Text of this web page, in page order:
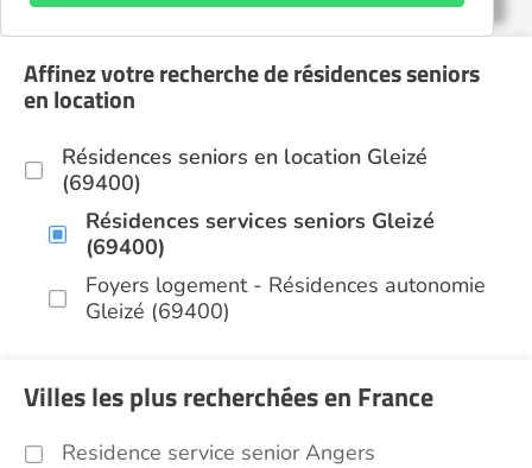
Affinez votre recherche de résidences seniors
en location
Résidences seniors en location Gleizé
(69400)
Résidences services seniors Gleizé
(69400)
Foyers logement - Résidences autonomie
Gleizé (69400)
Villes les plus recherchées en France
Residence service senior Angers